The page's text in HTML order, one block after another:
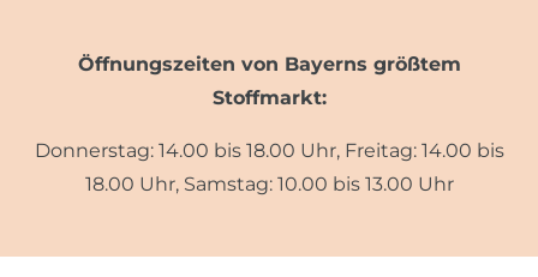
Öffnungszeiten von Bayerns größtem
Stoffmarkt:
Donnerstag: 14.00 bis 18.00 Uhr, Freitag: 14.00 bis
18.00 Uhr, Samstag: 10.00 bis 13.00 Uhr